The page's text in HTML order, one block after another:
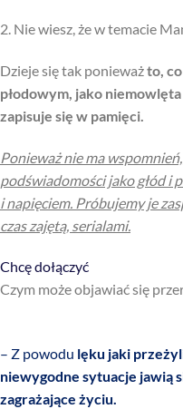
2. Nie wiesz, że w temacie
Dzieje się tak ponieważto,
płodowym, jako
zapisuje się w pamięci.
Ponieważ nie ma
podświadomości jako głód i
i napięciem. Próbujemy je
czas zajętą, serialami.
Chcę dołączyć
Czym może objawiać się
– Z powodu lęku jaki
niewygodne sytuacje jawią
zagrażające życiu.